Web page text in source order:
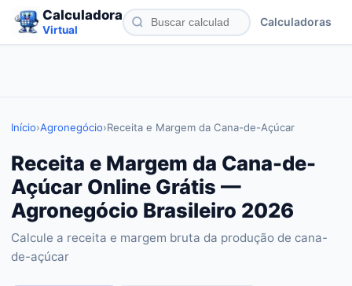
Calculadora
Virtual
Calculadoras
Início›Agronegócio›Receita e Margem da Cana-de-Açúcar
Receita e Margem da Cana-de-
Açúcar Online Grátis —
Agronegócio Brasileiro 2026
Calcule a receita e margem bruta da produção de cana-
de-açúcar